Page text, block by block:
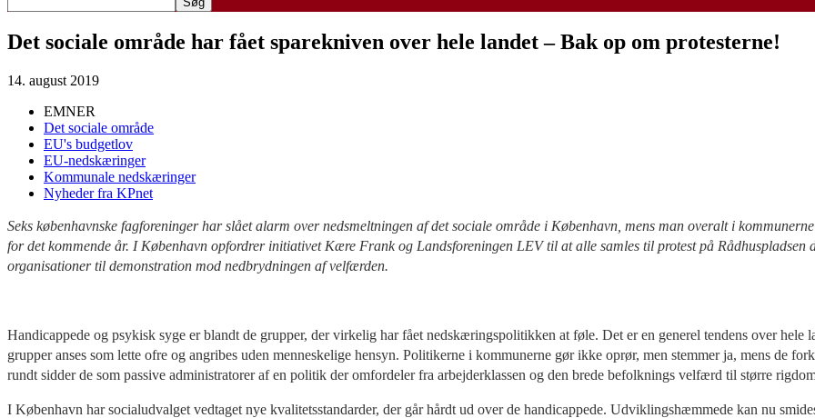
Det sociale område har fået sparekniven over hele landet – Bak op om protesterne!
14. august 2019
EMNER
Det sociale område
EU's budgetlov
EU-nedskæringer
Kommunale nedskæringer
Nyheder fra KPnet
Seks københavnske fagforeninger har slået alarm over nedsmeltningen af det sociale område i København, mens man overalt i
for det kommende år. I København opfordrer initiativet Kære Frank og Landsforeningen LEV til at alle samles til protest på
organisationer til demonstration mod nedbrydningen af velfærden.
Handicappede og psykisk syge er blandt de grupper, der virkelig har fået nedskæringspolitikken at føle. Det er en generel tendens over hele
grupper anses som lette ofre og angribes uden menneskelige hensyn. Politikerne i kommunerne gør ikke oprør, men stemmer ja, mens de
rundt sidder de som passive administratorer af en politik der omfordeler fra arbejderklassen og den brede befolknings velfærd til større
I København har socialudvalget vedtaget nye kvalitetsstandarder, der går hårdt ud over de handicappede. Udviklingshæmmede kan nu